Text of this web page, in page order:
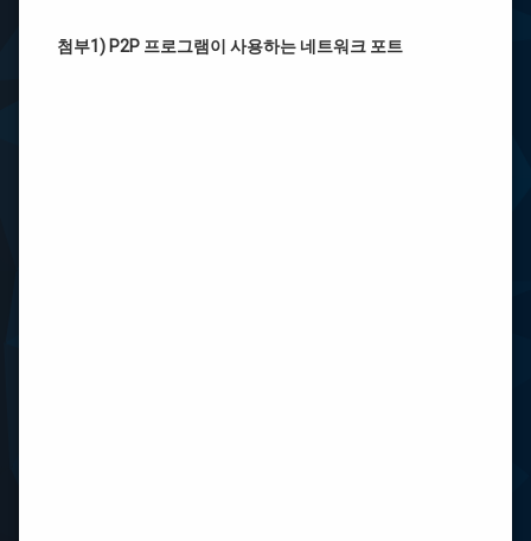
첨부1) P2P 프로그램이 사용하는 네트워크 포트